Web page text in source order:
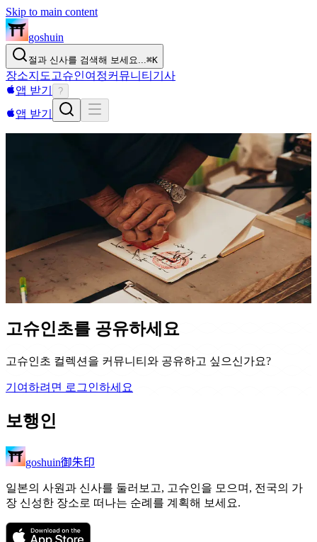
Skip to main content
goshuin
절과 신사를 검색해 보세요...⌘K
장소지도 고슈인여정커뮤니티 기사
앱 받기
?
앱 받기
일본 전역의 사찰과 신사에서 아름다운 고슈인초(우표장)를
찾아보세요. 귀하의 컬렉션을 위한 독특한 디자인, 한정판, 특
별 콜라보레이션을 찾아보세요.
고슈인초를 공유하세요
고슈인초 컬렉션을 커뮤니티와 공유하고 싶으신가요?
기여하려면 로그인하세요
보행인
goshuin御朱印
일본의 사원과 신사를 둘러보고, 고슈인을 모으며, 전국의 가
장 신성한 장소로 떠나는 순례를 계획해 보세요.